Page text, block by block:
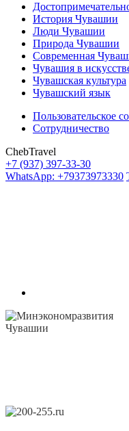
История Чувашии
Люди Чувашии
Природа Чувашии
Современная
Чувашия в
Чувашская культура
Чувашский язык
Пользовательское
Сотрудничество
ChebTravel
+7 (937) 397-33-30
WhatsApp: +79373973330